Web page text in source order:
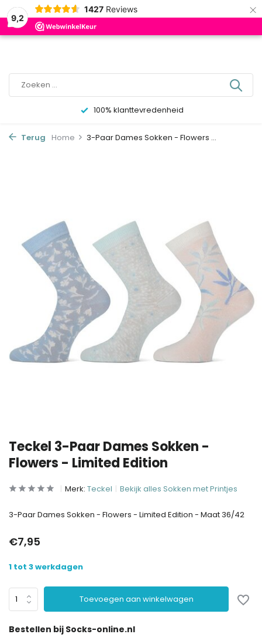
9,2
1427 Reviews ×
0
100% klanttevredenheid
Terug Home 3-Paar Dames Sokken - Flowers ...
Teckel 3-Paar Dames Sokken -
Flowers - Limited Edition
Merk: Teckel Bekijk alles Sokken met Printjes
3-Paar Dames Sokken - Flowers - Limited Edition - Maat 36/42
€7,95
1 tot 3 werkdagen
Toevoegen aan winkelwagen
Bestellen bij Socks-online.nl